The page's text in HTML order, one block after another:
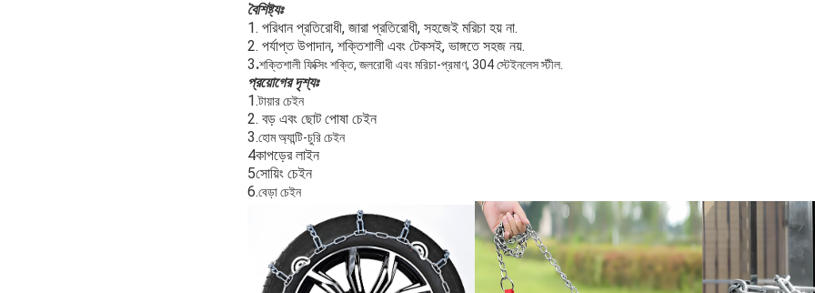
বৈশিষ্ট্যঃ
1. পরিধান প্রতিরোধী, জারা প্রতিরোধী, সহজেই মরিচা হয় না.
2. পর্যাপ্ত উপাদান, শক্তিশালী এবং টেকসই, ভাঙ্গতে সহজ নয়.
3.শক্তিশালী ফিক্সিং শক্তি, জলরোধী এবং মরিচা-প্রমাণ, 304 স্টেইনলেস স্টীল.
প্রয়োগের দৃশ্যঃ
1.টায়ার চেইন
2. বড় এবং ছোট পোষা চেইন
3.হোম অ্যান্টি-চুরি চেইন
4কাপড়ের লাইন
5সোয়িং চেইন
6.বেড়া চেইন